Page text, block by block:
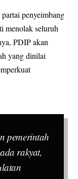
penyeimbang
menolak seluruh
PDIP akan
yang dinilai
pemerintah
rakyat,